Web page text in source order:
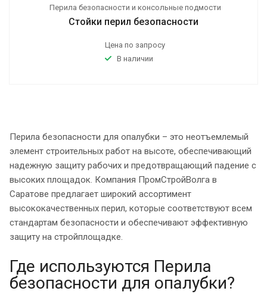
Перила безопасности и консольные подмости
Стойки перил безопасности
Цена по запросу
В наличии
Перила безопасности для опалубки – это неотъемлемый
элемент строительных работ на высоте, обеспечивающий
надежную защиту рабочих и предотвращающий падение с
высоких площадок. Компания ПромСтройВолга в
Саратове предлагает широкий ассортимент
высококачественных перил, которые соответствуют всем
стандартам безопасности и обеспечивают эффективную
защиту на стройплощадке.
Где используются Перила
безопасности для опалубки?